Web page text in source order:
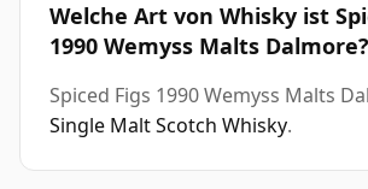
Welche Art von Whisky ist
1990 Wemyss Malts Dalmore?
Spiced Figs 1990 Wemyss Malts
Single Malt Scotch Whisky.